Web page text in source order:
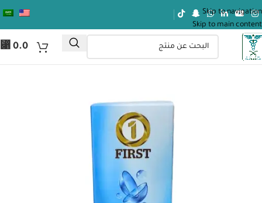
Skip to navigation
Skip to main content
⃁ 0.0